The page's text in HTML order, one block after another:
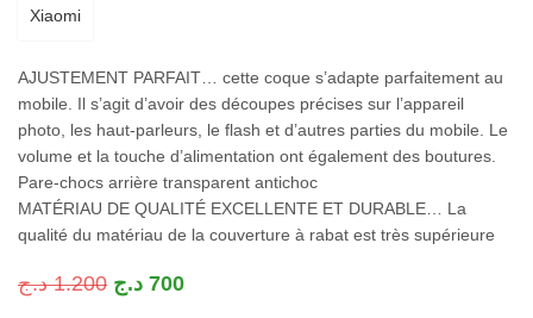
Xiaomi
AJUSTEMENT PARFAIT… cette coque s’adapte parfaitement au
mobile. Il s’agit d’avoir des découpes précises sur l’appareil
photo, les haut-parleurs, le flash et d’autres parties du mobile. Le
volume et la touche d’alimentation ont également des boutures.
Pare-chocs arrière transparent antichoc
MATÉRIAU DE QUALITÉ EXCELLENTE ET DURABLE… La
qualité du matériau de la couverture à rabat est très supérieure
1.200 د.ج 700 د.ج